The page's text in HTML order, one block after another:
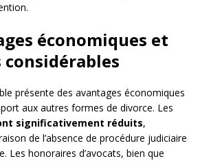
économiques et
présente des avantages économiques
aux autres formes de divorce. Les
significativement réduits,
de l’absence de procédure judiciaire
Les honoraires d’avocats, bien que